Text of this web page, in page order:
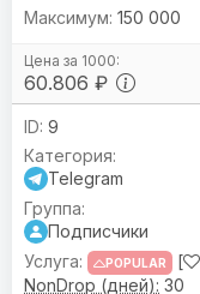
60.806 ₽
150 000
9
Telegram
Подписчики
POPULAR [
NonDrop (дней): 30